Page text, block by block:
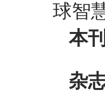
球智
本
杂